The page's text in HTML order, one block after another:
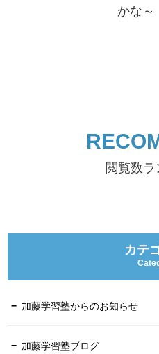
かな～
閲覧数
カテ
加藤学習塾からのお知らせ
加藤学習塾ブログ